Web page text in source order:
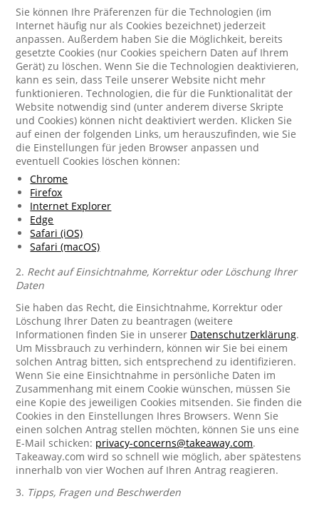
Sie können Ihre Präferenzen für die Technologien (im
Internet häufig nur als Cookies bezeichnet) jederzeit
anpassen. Außerdem haben Sie die Möglichkeit, bereits
gesetzte Cookies (nur Cookies speichern Daten auf Ihrem
Gerät) zu löschen. Wenn Sie die Technologien deaktivieren,
kann es sein, dass Teile unserer Website nicht mehr
funktionieren. Technologien, die für die Funktionalität der
Website notwendig sind (unter anderem diverse Skripte
und Cookies) können nicht deaktiviert werden. Klicken Sie
auf einen der folgenden Links, um herauszufinden, wie Sie
die Einstellungen für jeden Browser anpassen und
eventuell Cookies löschen können:
Chrome
Firefox
Internet Explorer
Edge
Safari (iOS)
Safari (macOS)
2. Recht auf Einsichtnahme, Korrektur oder Löschung Ihrer
Daten
Sie haben das Recht, die Einsichtnahme, Korrektur oder
Löschung Ihrer Daten zu beantragen (weitere
Informationen finden Sie in unserer Datenschutzerklärung.
Um Missbrauch zu verhindern, können wir Sie bei einem
solchen Antrag bitten, sich entsprechend zu identifizieren.
Wenn Sie eine Einsichtnahme in persönliche Daten im
Zusammenhang mit einem Cookie wünschen, müssen Sie
eine Kopie des jeweiligen Cookies mitsenden. Sie finden die
Cookies in den Einstellungen Ihres Browsers. Wenn Sie
einen solchen Antrag stellen möchten, können Sie uns eine
E-Mail schicken: privacy-concerns@takeaway.com.
Takeaway.com wird so schnell wie möglich, aber spätestens
innerhalb von vier Wochen auf Ihren Antrag reagieren.
3. Tipps, Fragen und Beschwerden